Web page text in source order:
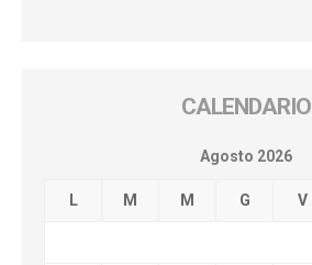
CALENDARIO
Agosto 2026
L M M G V